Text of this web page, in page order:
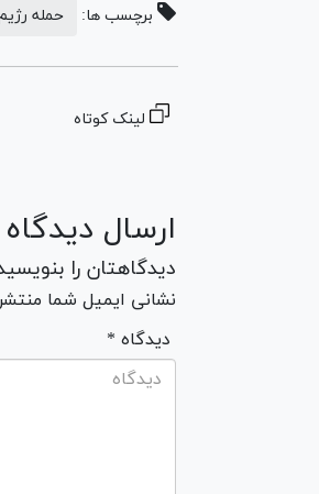
برچسب ها: حمله
لینک کوتاه
ارسال دیدگاه
دیدگاهتان را
نشانی ایمیل شما
* دیدگاه